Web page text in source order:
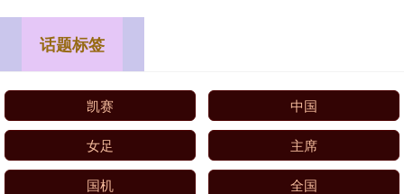
话题标签
凯赛 中国
女足 主席
国机 全国